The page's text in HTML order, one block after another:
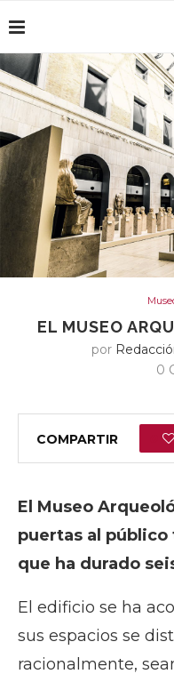
EL MUSEO
por
0
COMPARTIR
El Museo
puertas al
que ha durado
El edificio se ha
sus espacios se
racionalmente,